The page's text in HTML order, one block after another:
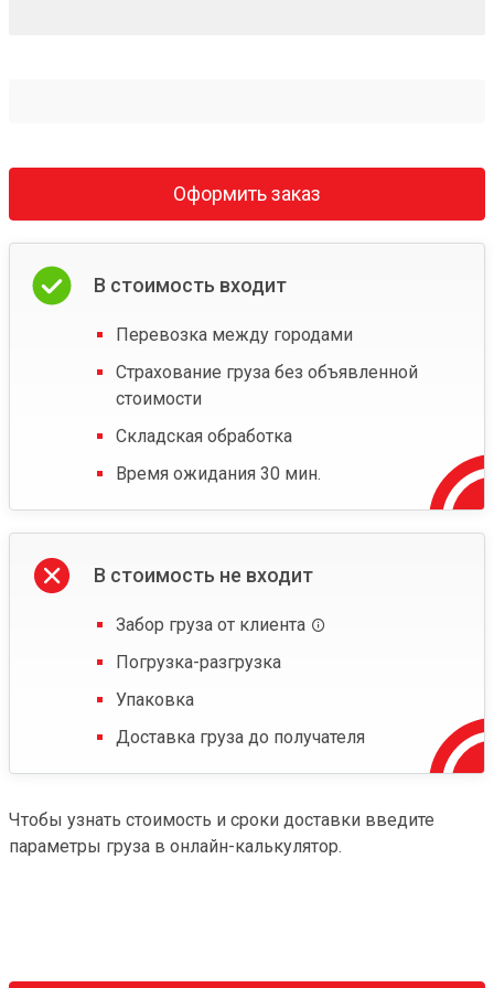
Оформить заказ
В стоимость входит
Перевозка между городами
Страхование груза без объявленной
стоимости
Складская обработка
Время ожидания 30 мин.
В стоимость не входит
Забор груза от клиента
Погрузка-разгрузка
Упаковка
Доставка груза до получателя
Чтобы узнать стоимость и сроки доставки введите
параметры груза в онлайн-калькулятор.